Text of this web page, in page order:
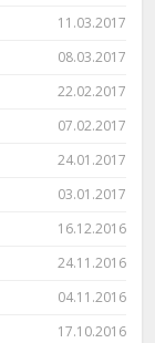
11.03.2017
08.03.2017
22.02.2017
07.02.2017
24.01.2017
03.01.2017
16.12.2016
24.11.2016
04.11.2016
17.10.2016